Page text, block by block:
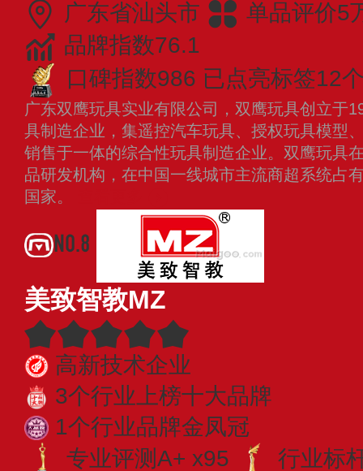
广东省汕头市
单品评价5
品牌指数76.1
口碑指数986 已点亮标签12
广东双鹰玩具实业有限公司，双鹰玩具创立于
具制造企业，集遥控汽车玩具、授权玩具模型
销售于一体的综合性玩具制造企业。双鹰玩具
品研发机构，在中国一线城市主流商超系统占
国家。
NO.8
美致智教MZ
高新技术企业
3个行业上榜十大品牌
1个行业品牌金凤冠
专业评测A+ x95
行业标